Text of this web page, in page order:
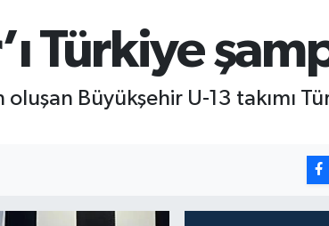
GRAM ALTIN 6660.55 %0.03
13.779
Türkiye
Büyükşehir U-13 takımı